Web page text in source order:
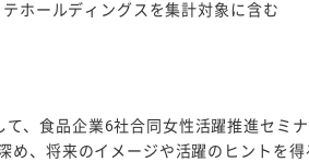
ホールディングスを集計対象に含む
、食品企業6社合同女性活躍推進セミナ
め、将来のイメージや活躍のヒントを得